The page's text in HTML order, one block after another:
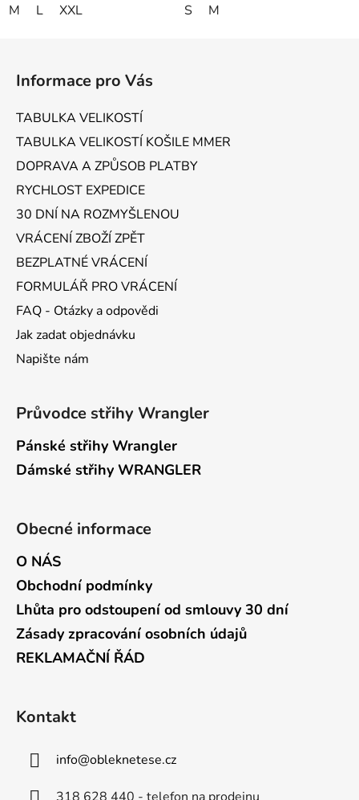
M L XXL S M
Informace pro Vás
TABULKA VELIKOSTÍ
TABULKA VELIKOSTÍ KOŠILE MMER
DOPRAVA A ZPŮSOB PLATBY
RYCHLOST EXPEDICE
30 DNÍ NA ROZMYŠLENOU
VRÁCENÍ ZBOŽÍ ZPĚT
BEZPLATNÉ VRÁCENÍ
FORMULÁŘ PRO VRÁCENÍ
FAQ - Otázky a odpovědi
Jak zadat objednávku
Napište nám
Průvodce střihy Wrangler
Pánské střihy Wrangler
Dámské střihy WRANGLER
Obecné informace
O NÁS
Obchodní podmínky
Lhůta pro odstoupení od smlouvy 30 dní
Zásady zpracování osobních údajů
REKLAMAČNÍ ŘÁD
Kontakt
info@obleknetese.cz